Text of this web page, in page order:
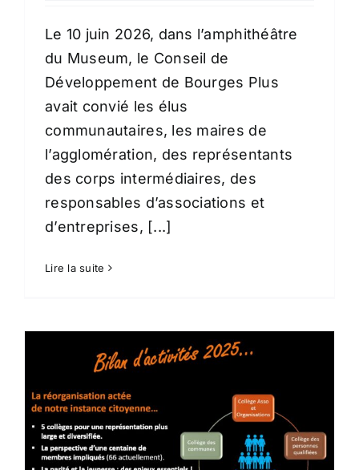
Le 10 juin 2026, dans l’amphithéâtre
du Museum, le Conseil de
Développement de Bourges Plus
avait convié les élus
communautaires, les maires de
l’agglomération, des représentants
des corps intermédiaires, des
responsables d’associations et
d’entreprises, [...]
Lire la suite